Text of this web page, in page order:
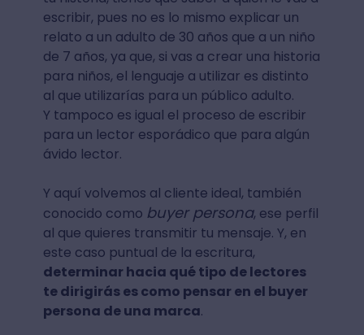
escribir, pues no es lo mismo explicar un
relato a un adulto de 30 años que a un niño
de 7 años, ya que, si vas a crear una historia
para niños, el lenguaje a utilizar es distinto
al que utilizarías para un público adulto.
Y tampoco es igual el proceso de escribir
para un lector esporádico que para algún
ávido lector.
Y aquí volvemos al cliente ideal, también
conocido como buyer persona, ese perfil
al que quieres transmitir tu mensaje. Y, en
este caso puntual de la escritura,
determinar hacia qué tipo de lectores
te dirigirás es como pensar en el buyer
persona de una marca.